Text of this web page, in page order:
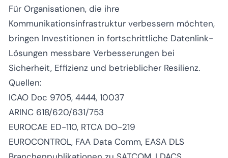
Für Organisationen, die ihre
Kommunikationsinfrastruktur verbessern möchten,
bringen Investitionen in fortschrittliche Datenlink-
Lösungen messbare Verbesserungen bei
Sicherheit, Effizienz und betrieblicher Resilienz.
Quellen:
ICAO Doc 9705, 4444, 10037
ARINC 618/620/631/753
EUROCAE ED-110, RTCA DO-219
EUROCONTROL, FAA Data Comm, EASA DLS